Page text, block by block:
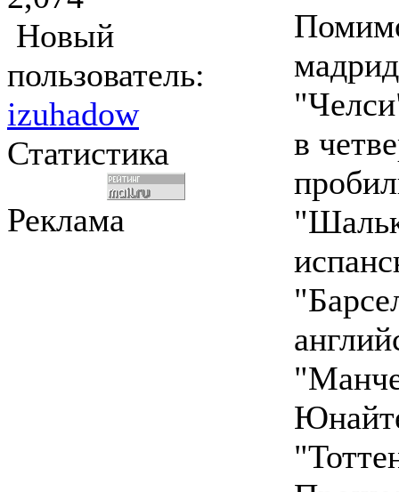
Новый
пользователь:
izuhadow
Статистика
Реклама
в